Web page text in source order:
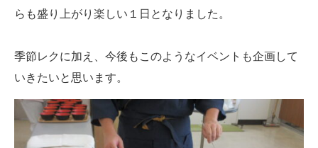
らも盛り上がり楽しい１日となりました。
季節レクに加え、今後もこのようなイベントも企画して
いきたいと思います。